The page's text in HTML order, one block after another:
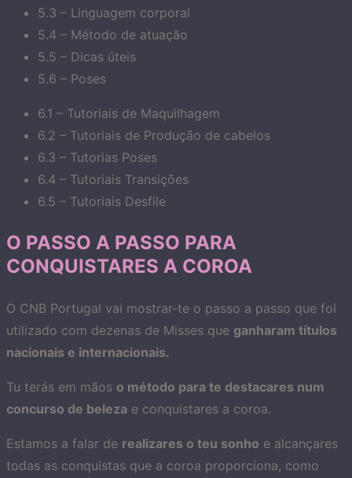
5.3 – Linguagem corporal
5.4 – Método de atuação
5.5 – Dicas úteis
5.6 – Poses
6.1 – Tutoriais de Maquilhagem
6.2 – Tutoriais de Produção de cabelos
6.3 – Tutorias Poses
6.4 – Tutoriais Transições
6.5 – Tutoriais Desfile
O PASSO A PASSO PARA
CONQUISTARES A COROA
O CNB Portugal vai mostrar-te o passo a passo que foi
utilizado com dezenas de Misses que ganharam títulos
nacionais e internacionais.
Tu terás em mãos o método para te destacares num
concurso de beleza e conquistares a coroa.
Estamos a falar de realizares o teu sonho e alcançares
todas as conquistas que a coroa proporciona, como